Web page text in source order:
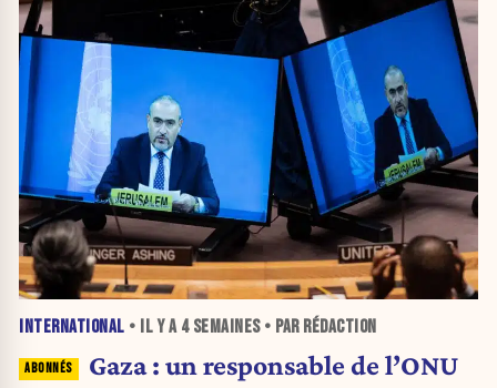
INTERNATIONAL • IL Y A 4 SEMAINES• PAR RÉDACTION
Gaza : un responsable de l’ONU